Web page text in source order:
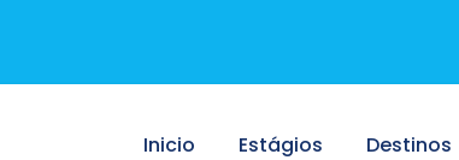
Inicio Estágios Destinos